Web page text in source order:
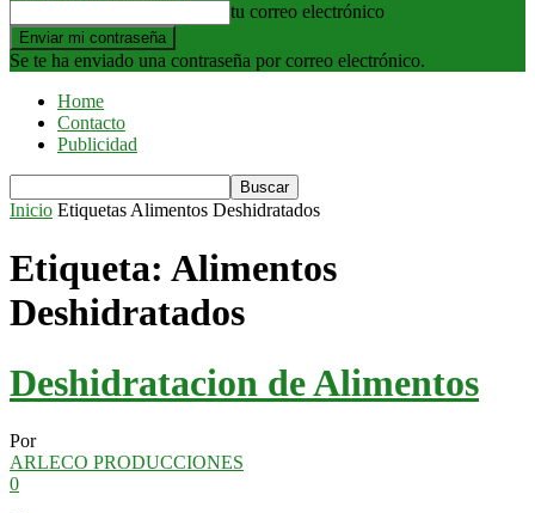
tu correo electrónico
Se te ha enviado una contraseña por correo electrónico.
Home
Contacto
Publicidad
Inicio Etiquetas Alimentos Deshidratados
Etiqueta: Alimentos
Deshidratados
Deshidratacion de Alimentos
Por
ARLECO PRODUCCIONES
0